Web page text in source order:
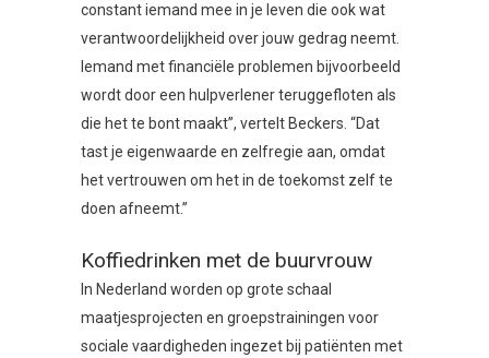
constant iemand mee in je leven die ook wat
verantwoordelijkheid over jouw gedrag neemt.
Iemand met financiële problemen bijvoorbeeld
wordt door een hulpverlener teruggefloten als
die het te bont maakt”, vertelt Beckers. “Dat
tast je eigenwaarde en zelfregie aan, omdat
het vertrouwen om het in de toekomst zelf te
doen afneemt.”
Koffiedrinken met de buurvrouw
In Nederland worden op grote schaal
maatjesprojecten en groepstrainingen voor
sociale vaardigheden ingezet bij patiënten met